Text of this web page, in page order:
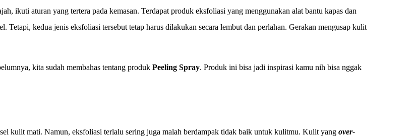
ikuti aturan yang tertera pada kemasan. Terdapat produk eksfoliasi yang menggunakan alat bantu kapas dan
Tetapi, kedua jenis eksfoliasi tersebut tetap harus dilakukan secara lembut dan perlahan. Gerakan mengusap kulit
kita sudah membahas tentang produkPeeling Spray. Produk ini bisa jadi inspirasi kamu nih bisa nggak
kulit mati. Namun, eksfoliasi terlalu sering juga malah berdampak tidak baik untuk kulitmu. Kulit yangover-